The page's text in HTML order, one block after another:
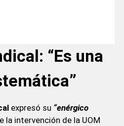
“Es una
expresó su “enérgico
la intervención de la UOM